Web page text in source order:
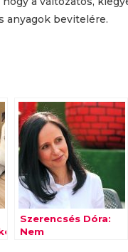
anyagok bevitelére.
Szerencsés Dóra:
Nem